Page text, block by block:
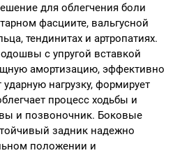
для облегчения боли
фасциите, вальгусной
тендинитах и артропатиях.
с упругой вставкой
амортизацию, эффективно
нагрузку, формирует
процесс ходьбы и
и позвоночник. Боковые
задник надежно
положении и